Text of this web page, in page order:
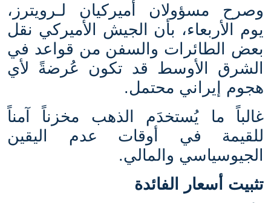
وصرح مسؤولان أميركيان لـرويترز،
يوم الأربعاء، بأن الجيش الأميركي نقل
بعض الطائرات والسفن من قواعد في
الشرق الأوسط قد تكون عُرضةً لأي
هجوم إيراني محتمل.
غالباً ما يُستخدَم الذهب مخزناً آمناً
للقيمة في أوقات عدم اليقين
الجيوسياسي والمالي.
تثبيت أسعار الفائدة